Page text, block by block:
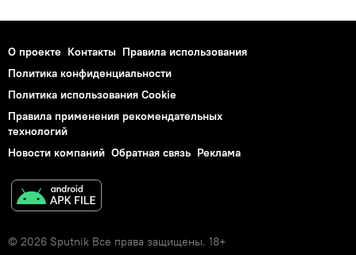
О проекте Контакты Правила использования
Политика конфиденциальности
Политика использования Cookie
Правила применения рекомендательных
технологий
Новости компаний Обратная связь Реклама
© 2026 Sputnik Все права защищены. 18+